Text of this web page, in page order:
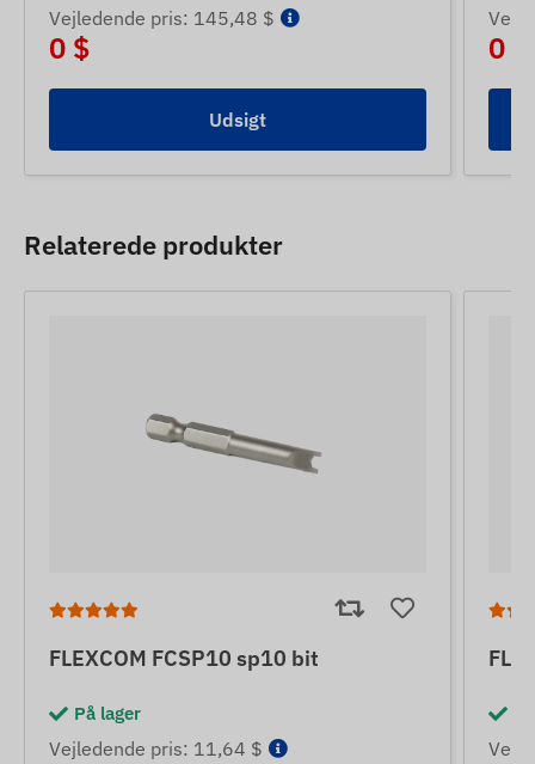
Vejledende pris: 145,48 $
0 $
Udsigt
0 $
Relaterede produkter
FLEXCOM FCSP10 sp10 bit
På lager
Vejledende pris: 11,64 $